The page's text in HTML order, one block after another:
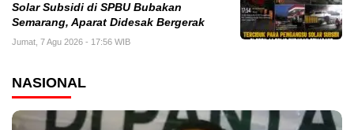
Solar Subsidi di SPBU Bubakan
Semarang, Aparat Didesak Bergerak
Jumat, 7 Agu 2026 - 17:56 WIB
NASIONAL